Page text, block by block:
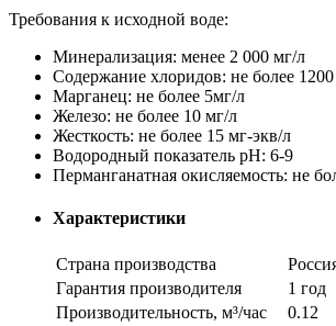
Требования к исходной воде:
Минерализация: менее 2 000 мг/л
Содержание хлоридов: не более
Марганец: не более 5мг/л
Железо: не более 10 мг/л
Жесткость: не более 15 мг-экв/л
Водородный показатель pH: 6-9
Перманганатная окисляемость: не
Характеристики
Страна производства
Гарантия производителя
1 год
Производительность, м³/час
0.12